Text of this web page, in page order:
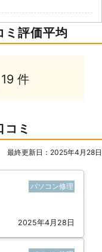
ミ評価平均
19 件
ミ
最終更新日：2025年4月28日
パソコン修理
2025年4月28日